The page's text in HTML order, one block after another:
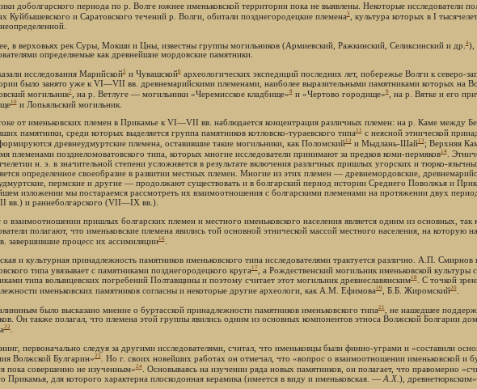
доболгарского периода по р. Волге южнее именьковской территории пока не выявлены. Некоторые исследователи
Куйбышевского и Саратовского течений р. Волги, обитали позднегородецкие племена3, культура которых в I
в верховьях рек Суры, Мокши и Цны, известны группы могильников (Армиевский, Ражкинский, Селиксинский и др.4),
определяемые как древнейшие мордовские памятники.
исследования Марийской5и Чувашской6археологических экспедиций последних лет, побережье Волги к северо-
было занято уже к VI—VII вв. древнемарийскими племенами, наиболее выразительными памятниками которых на
могильник7, на р. Ветлуге — могильники «Черемисское кладбище»8и «Чертово городище»9, на р. Вятке и его
10и Лопьяльский могильник.
от именьковских племен в Прикамье к VI—VII вв. наблюдается концентрация различных племен: на р. Каме между
памятники, среди которых выделяется группа памятников котловско-тураевского типа
с неясной этнической
древнеудмуртские племена, оставившие такие могильники, как Поломский 12и Мыдлань-Шай 13; Верхняя
племенами позднеломоватовского типа, которых многие исследователи принимают за предков коми-пермяков 14.
н. э. в значительной степени усложняется в результате включения различных пришлых угорских и тюрко-
определенное своеобразие в развитии местных племен. Многие из этих племен — древнемордовские,
пермские и другие — продолжают существовать и в болгарский период истории Среднего Поволжья и
изложении мы постараемся рассмотреть их взаимоотношения с болгарскими племенами на протяжении двух
и раннеболгарского (VII—IX вв.).
взаимоотношении пришлых болгарских племен и местного именьковского населения является одним из основных, так
полагают, что именьковские племена явились той основной этнической массой местного населения, на которую
завершившие процесс их ассимиляции 16.
и культурная принадлежность памятников именьковского типа исследователями трактуется различно. А.П. Смирнов
типа увязывает с памятниками позднегородецкого круга 17, а Рождественский могильник именьковской культуры
типа волынцевских погребений Полтавщины и поэтому считает этот могильник древнеславянским 18. С точкой
именьковских памятников согласны и некоторые другие археологи, как А.М. Ефимова 19, Б.Б. Жиромский20.
было высказано мнение о буртасской принадлежности памятников именьковского типа21 , не нашедшее
Он также полагал, что племена этой группы явились одним из основных компонентов этноса Волжской Болгарии
22.
первоначально следуя за другими исследователями, считал, что именьковцы были финно-уграми и «составили
Волжской Булгарин»23. Но г. своих новейших работах он отмечал, что «вопрос о взаимоотношении именьковской и
пока совершенно не изученным»24. Основываясь на изучении ряда новых памятников, он полагает, что правомерно
для которого характерна плоскодонная керамика (имеется в виду и именьковская. — А.Х. ), древнетюркским»